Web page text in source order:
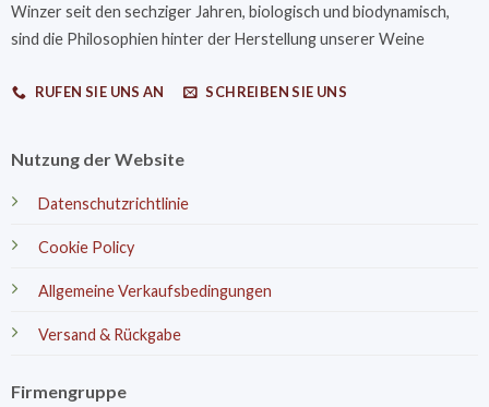
Winzer seit den sechziger Jahren, biologisch und biodynamisch,
sind die Philosophien hinter der Herstellung unserer Weine
RUFEN SIE UNS AN SCHREIBEN SIE UNS
Nutzung der Website
Datenschutzrichtlinie
Cookie Policy
Allgemeine Verkaufsbedingungen
Versand & Rückgabe
Firmengruppe